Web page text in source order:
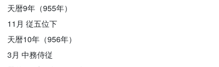
天暦9年（955年）
11月 従五位下
天暦10年（956年）
3月 中務侍従